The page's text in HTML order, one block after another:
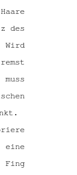
des
Wird